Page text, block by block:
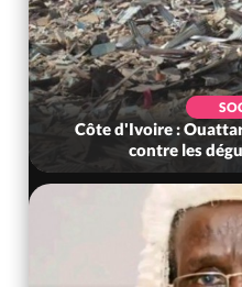
Côte d'Ivoire :
contre les